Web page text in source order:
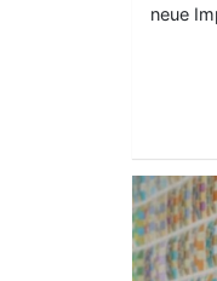
neue